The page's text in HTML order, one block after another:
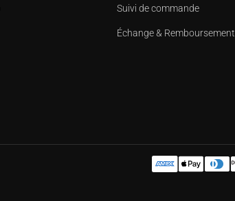
Suivi de commande
Échange & Remboursement